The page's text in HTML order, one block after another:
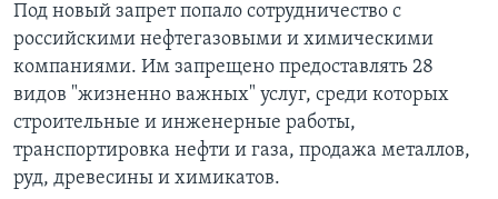
Под новый запрет попало сотрудничество с
российскими нефтегазовыми и химическими
компаниями. Им запрещено предоставлять 28
видов "жизненно важных" услуг, среди которых
строительные и инженерные работы,
транспортировка нефти и газа, продажа металлов,
руд, древесины и химикатов.